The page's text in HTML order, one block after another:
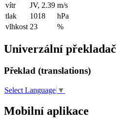
vítr
JV, 2.39 m/s
tlak
1018
hPa
vlhkost 23 %
Univerzální překladač
Překlad (translations)
Select Language ▼
Mobilní aplikace